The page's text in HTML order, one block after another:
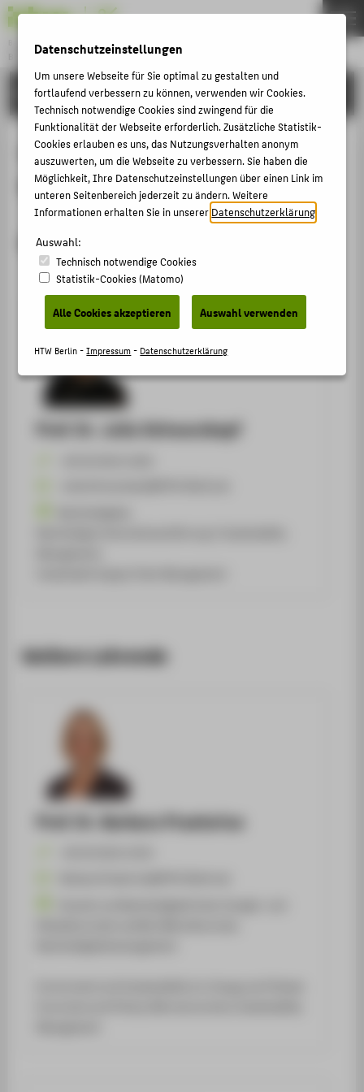
Bachelor
BETRIEBSWIRTSCHAFTSLEHRE
Menu
PERSONEN
Umwelt- und
Nachhaltigkeitsmanagement
Modulbeauftragte
Prof. Dr. Julia Schwarzkopf
Weitere Lehrende
Prof. Dr. Barbara Praetorius
THEMEN
STUDIUM
BEWERBUNG
KARRIERE
PERSONEN
ZENTRALE SEITEN
PORTALE
BERATUNG & SERVICE
Datenschutzeinstellungen
Um unsere Webseite für Sie optimal zu gestalten und
fortlaufend verbessern zu können, verwenden wir Cookies.
Technisch notwendige Cookies sind zwingend für die
Funktionalität der Webseite erforderlich. Zusätzliche Statistik-
Cookies erlauben es uns, das Nutzungsverhalten anonym
auszuwerten, um die Webseite zu verbessern. Sie haben die
Möglichkeit, Ihre Datenschutzeinstellungen über einen Link im
unteren Seitenbereich jederzeit zu ändern. Weitere
Informationen erhalten Sie in unsererDatenschutzerklärung
Auswahl:
Technisch notwendige Cookies
Statistik-Cookies (Matomo)
Alle Cookies akzeptieren Auswahl verwenden
HTW Berlin -Impressum- Datenschutzerklärung